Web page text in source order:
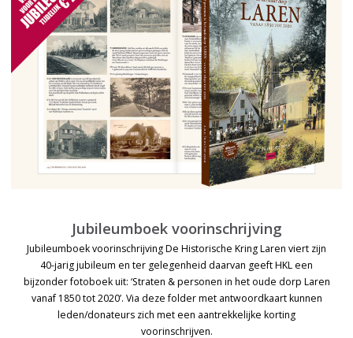
Jubileumboek voorinschrijving
Jubileumboek voorinschrijving De Historische Kring Laren viert zijn
40-jarig jubileum en ter gelegenheid daarvan geeft HKL een
bijzonder fotoboek uit: ‘Straten & personen in het oude dorp Laren
vanaf 1850 tot 2020’. Via deze folder met antwoordkaart kunnen
leden/donateurs zich met een aantrekkelijke korting
voorinschrijven.